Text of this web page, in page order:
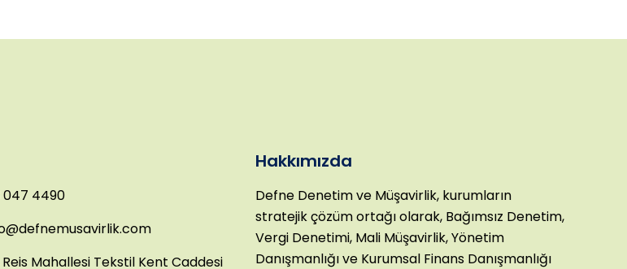
047 4490
Mahallesi Tekstil Kent Caddesi
Hakkımızda
Defne Denetim ve Müşavirlik, kurumların
stratejik çözüm ortağı olarak, Bağımsız Denetim,
Vergi Denetimi, Mali Müşavirlik, Yönetim
Danışmanlığı ve Kurumsal Finans Danışmanlığı